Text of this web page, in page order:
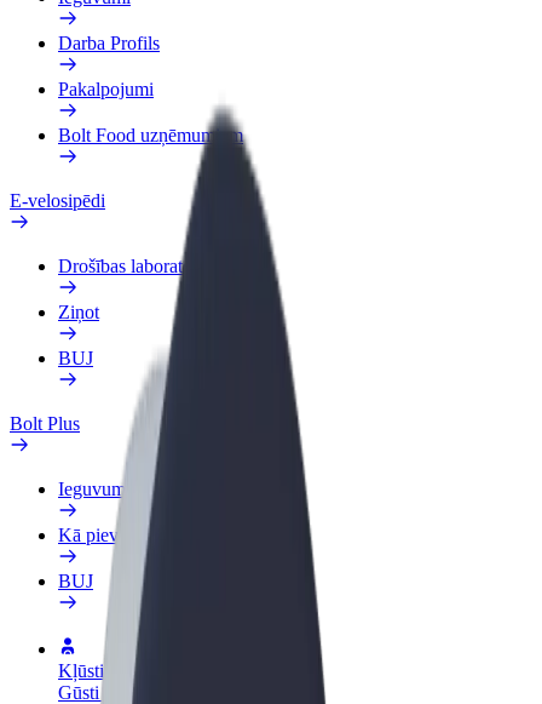
Darba Profils
Pakalpojumi
Bolt Food uzņēmumiem
E-velosipēdi
Drošības laboratorija
Ziņot
BUJ
Bolt Plus
Ieguvumi
Kā pievienoties
BUJ
Kļūsti par autovadītāju
Gūsti ieņēmumus, kā vēlies